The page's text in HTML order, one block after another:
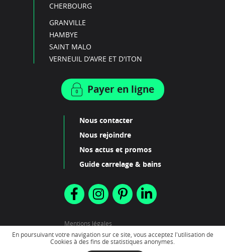
CHERBOURG
GRANVILLE
HAMBYE
SAINT MALO
VERNEUIL D'AVRE ET D'ITON
Payer en ligne
Nous contacter
Nous rejoindre
Nos actus et promos
Guide carrelage & bains
Mentions légales
Plan du site
En poursuivant votre navigation sur ce site, vous acceptez l'utilisation de
Cookies à des fins de statistiques anonymes.